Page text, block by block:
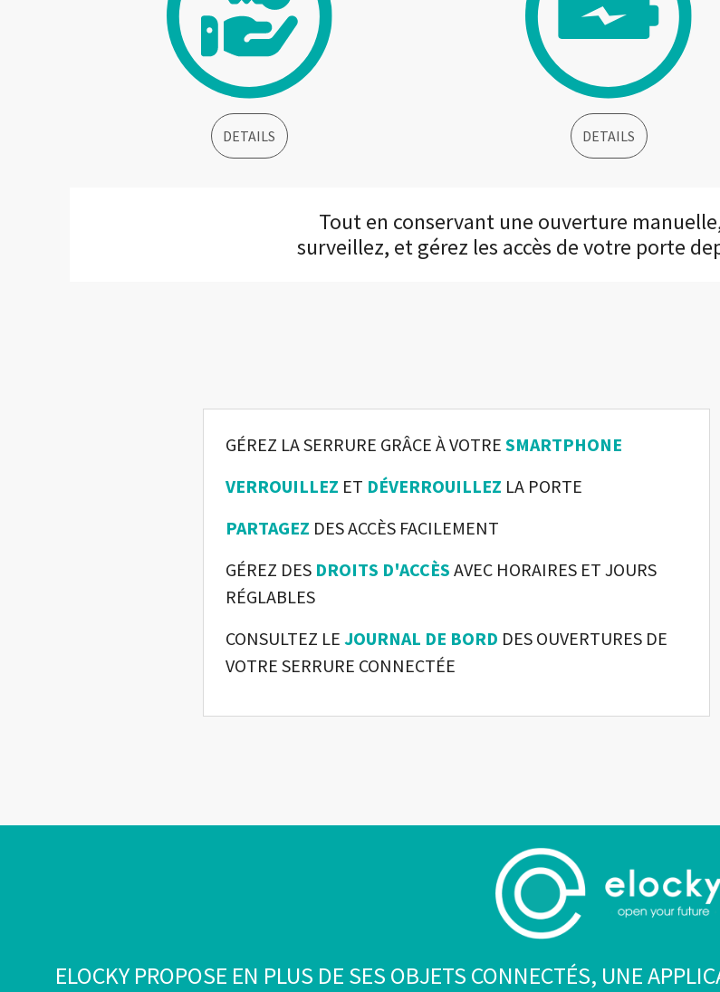
DETAILS DETAILS
Tout en conservant une ouverture
surveillez, et gérez les accès de votre porte
GÉREZ LA SERRURE GRÂCE À VOTRE SMARTPHONE
VERROUILLEZ ET DÉVERROUILLEZ LA PORTE
PARTAGEZ DES ACCÈS FACILEMENT
GÉREZ DES DROITS D'ACCÈS AVEC HORAIRES ET JOURS
RÉGLABLES
CONSULTEZ LE JOURNAL DE BORD DES OUVERTURES DE
VOTRE SERRURE CONNECTÉE
ELOCKY PROPOSE EN PLUS DE SES OBJETS CONNECTÉS, UNE